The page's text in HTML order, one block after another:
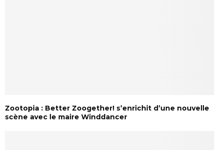
Zootopia : Better Zoogether! s’enrichit d’une nouvelle
scène avec le maire Winddancer